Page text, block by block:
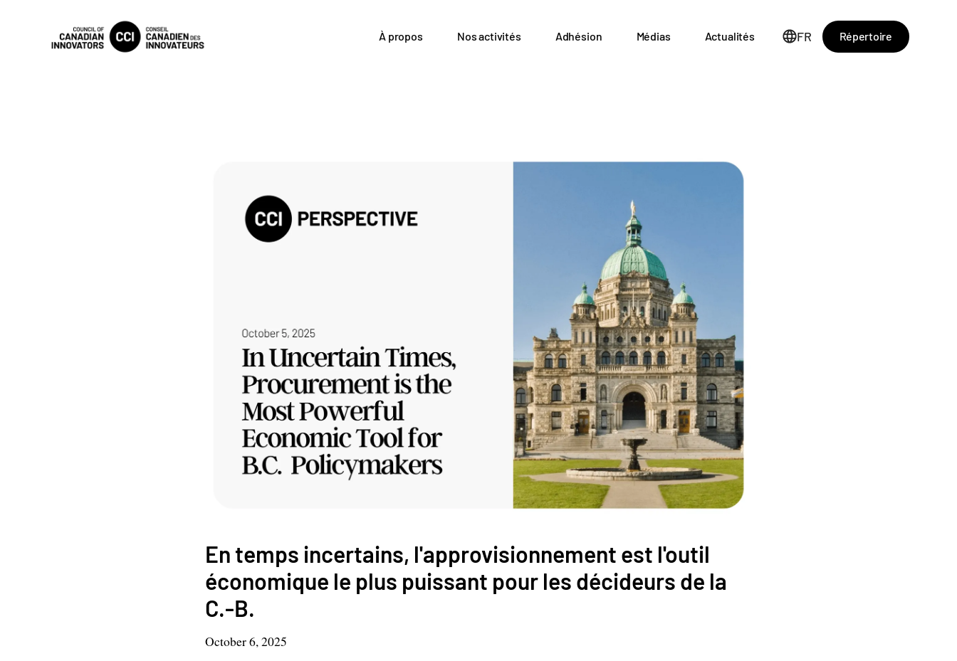
À propos Nos activités Adhésion Médias Actualités FR Répertoire
En temps incertains, l'approvisionnement est l'outil
économique le plus puissant pour les décideurs de la
C.-B.
October 6, 2025